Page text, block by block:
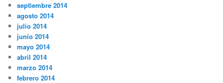
septiembre 2014
agosto 2014
julio 2014
junio 2014
mayo 2014
abril 2014
marzo 2014
febrero 2014